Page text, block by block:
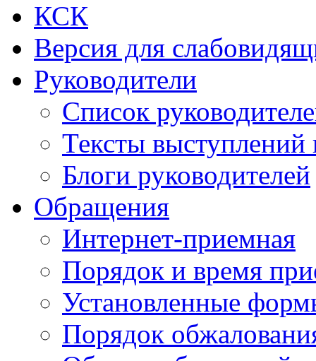
КСК
Версия для
Руководители
Список
Тексты выступлений
Блоги руководителей
Обращения
Интернет-приемная
Порядок и время
Установленные
Порядок